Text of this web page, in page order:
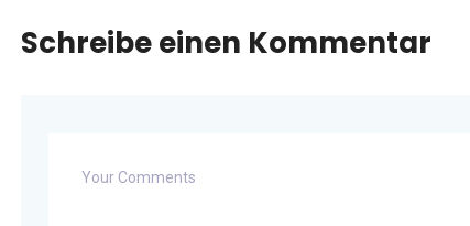
Schreibe einen Kommentar